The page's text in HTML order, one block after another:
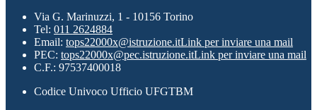
Via G. Marinuzzi, 1 - 10156 Torino
Tel: 011 2624884
Email: tops22000x@istruzione.itLink per inviare una mail
PEC: tops22000x@pec.istruzione.itLink per inviare una mail
C.F.: 97537400018
Codice Univoco Ufficio UFGTBM